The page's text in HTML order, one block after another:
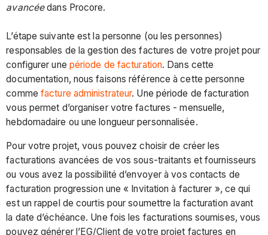
avancéedans Procore.
L’étape suivante est la personne (ou les personnes)
responsables de la gestion des factures de votre projet pour
configurer une période de facturation. Dans cette
documentation, nous faisons référence à cette personne
comme facture administrateur. Une période de facturation
vous permet d’organiser votre factures - mensuelle,
hebdomadaire ou une longueur personnalisée.
Pour votre projet, vous pouvez choisir de créer les
facturations avancées de vos sous-traitants et fournisseurs
ou vous avez la possibilité d’envoyer à vos contacts de
facturation progression une « Invitation à facturer », ce qui
est un rappel de courtis pour soumettre la facturation avant
la date d’échéance. Une fois les facturations soumises, vous
pouvez générer l’EG/Client de votre projet factures en